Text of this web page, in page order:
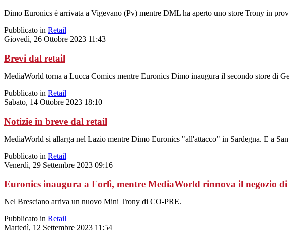
Dimo Euronics è arrivata a Vigevano (Pv) mentre DML ha aperto uno store Trony in
Pubblicato in Retail
Giovedì, 26 Ottobre 2023 11:43
Brevi dal retail
MediaWorld torna a Lucca Comics mentre Euronics Dimo inaugura il secondo store di
Pubblicato in Retail
Sabato, 14 Ottobre 2023 18:10
Notizie in breve dal retail
MediaWorld si allarga nel Lazio mentre Dimo Euronics "all'attacco" in Sardegna. E a
Pubblicato in Retail
Venerdì, 29 Settembre 2023 09:16
Euronics inaugura a Forlì, mentre MediaWorld rinnova il negozio di
Nel Bresciano arriva un nuovo Mini Trony di CO-PRE.
Pubblicato in Retail
Martedì, 12 Settembre 2023 11:54